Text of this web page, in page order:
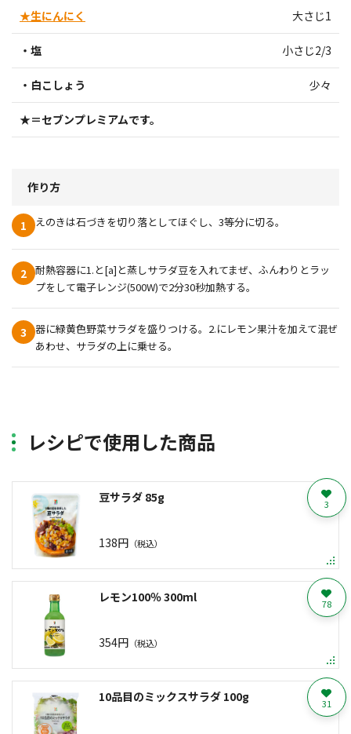
★生にんにく 大さじ1
・塩 小さじ2/3
・白こしょう 少々
★＝セブンプレミアムです。
作り方
1 えのきは石づきを切り落としてほぐし、3等分に切る。
2 耐熱容器に1.と[a]と蒸しサラダ豆を入れてまぜ、ふんわりとラッ
プをして電子レンジ(500W)で2分30秒加熱する。
3
器に緑黄色野菜サラダを盛りつける。2.にレモン果汁を加えて混ぜ
あわせ、サラダの上に乗せる。
レシピで使用した商品
豆サラダ 85g
138円 （税込）
3
レモン100％ 300ml
354円 （税込）
78
10品目のミックスサラダ 100g 31